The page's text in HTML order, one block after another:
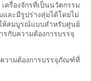
ครื่องจักรที่เป็นนวัตกรรม
ละมีรูปร่างสุ่มได้โดยไม่
สมบูรณ์แบบสำหรับศูนย์
กับความต้องการบรรจุ
ามต้องการบรรจุภัณฑ์ที่